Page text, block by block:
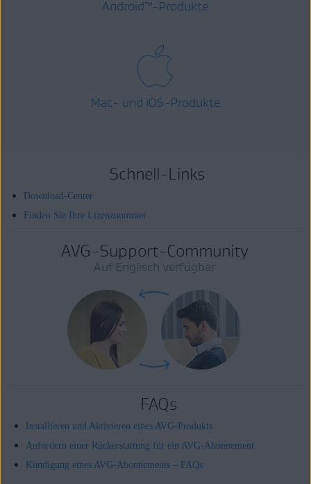
Android™-Produkte
Mac- und iOS-Produkte
Schnell-Links
Download-Center
Finden Sie Ihre Lizenznummer
AVG-Support-Community
Auf Englisch verfügbar
FAQs
Installieren und Aktivieren eines AVG-Produkts
Anfordern einer Rückerstattung für ein AVG-Abonnement
Kündigung eines AVG-Abonnements – FAQs